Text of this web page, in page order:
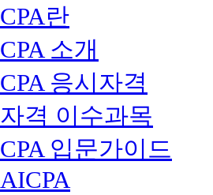
CPA란
CPA 소개
CPA 응시자격
자격 이수과목
CPA 입문가이드
AICPA